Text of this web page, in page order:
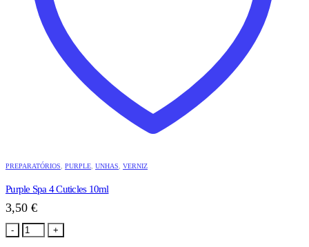
PREPARATÓRIOS PURPLE UNHAS VERNIZ
Purple Spa 4 Cuticles 10ml
3,50 €
- +